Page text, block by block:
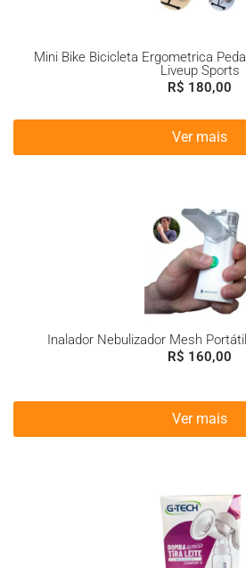
Mini Bike Bicicleta Ergometrica
Liveup Sports
R$ 180,00
Ver mais
Inalador Nebulizador Mesh
R$ 160,00
Ver mais